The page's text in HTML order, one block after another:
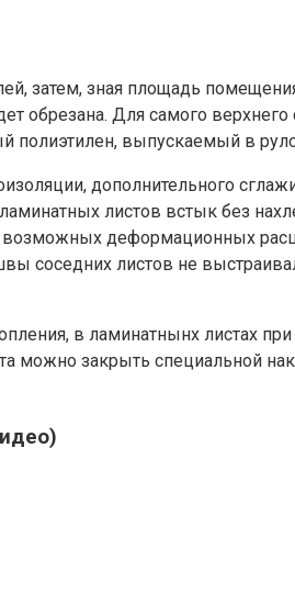
затем, зная площадь
обрезана. Для самого
полиэтилен, выпускаемый в
дополнительного
листов встык без
деформационных
соседних листов не
в ламинатнынх листах
можно закрыть специальной